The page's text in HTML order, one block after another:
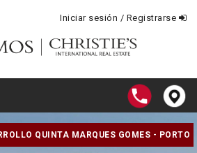
Iniciar sesión / Registrarse
QUINTA MARQUES GOMES - PORTO